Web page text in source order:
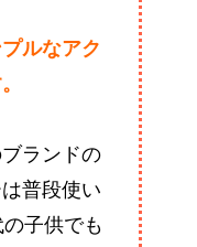
ルなアク
ランドの
普段使い
子供でも